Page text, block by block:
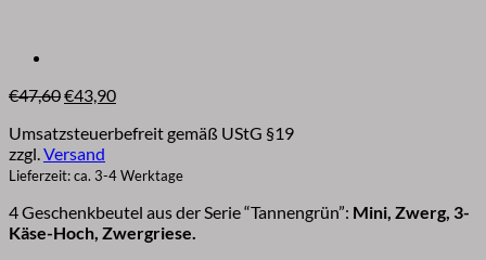
€47,60Ursprünglicher
war:
€47,60
€43,90Aktueller
ist:
Umsatzsteuerbefreit gemäß UStG §19
zzgl.Versand
Lieferzeit: ca. 3-4 Werktage
4 Geschenkbeutel aus der Serie “Tannengrün”: Mini, Zwerg, 3-
Käse-Hoch, Zwergriese.